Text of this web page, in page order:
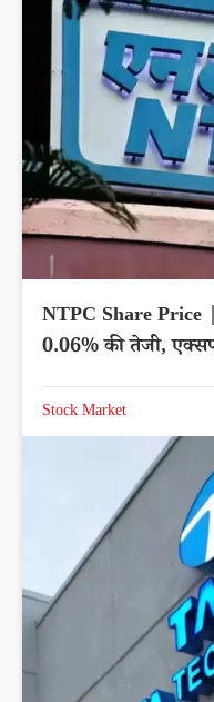
NTPC Share Price
0.06% की तेजी,
Stock Market